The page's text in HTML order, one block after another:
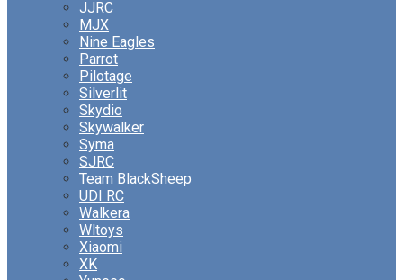
JJRC
MJX
Nine Eagles
Parrot
Pilotage
Silverlit
Skydio
Skywalker
Syma
SJRC
Team BlackSheep
UDI RC
Walkera
Wltoys
Xiaomi
XK